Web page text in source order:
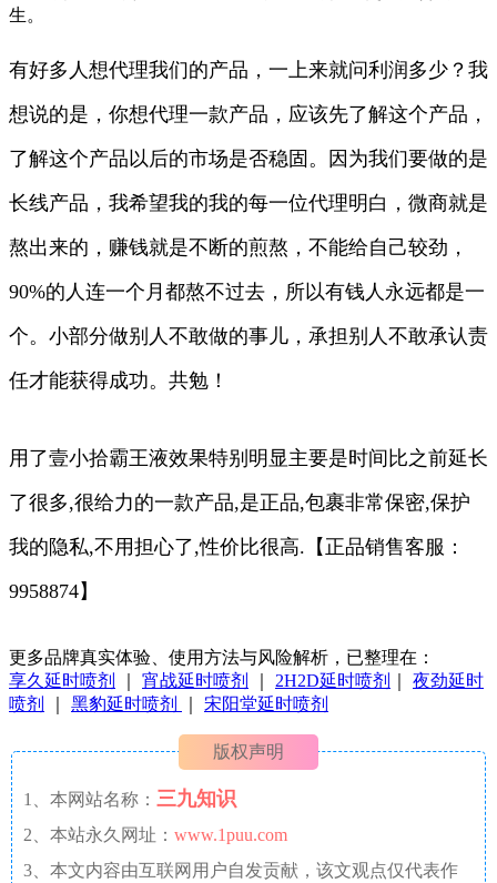
生。
有好多人想代理我们的产品，一上来就问利润多少？我
想说的是，你想代理一款产品，应该先了解这个产品，
了解这个产品以后的市场是否稳固。因为我们要做的是
长线产品，我希望我的我的每一位代理明白，微商就是
熬出来的，赚钱就是不断的煎熬，不能给自己较劲，
90%的人连一个月都熬不过去，所以有钱人永远都是一
个。小部分做别人不敢做的事儿，承担别人不敢承认责
任才能获得成功。共勉！
用了壹小拾霸王液效果特别明显主要是时间比之前延长
了很多,很给力的一款产品,是正品,包裹非常保密,保护
我的隐私,不用担心了,性价比很高. 【正品销售客服：
9958874】
更多品牌真实体验、使用方法与风险解析，已整理在：
享久延时喷剂
宵战延时喷剂 2H2D延时喷剂
夜劲延时
喷剂
黑豹延时喷剂 宋阳堂延时喷剂
版权声明
1、本网站名称： 三九知识
2、本站永久网址： www.1puu.com
3、本文内容由互联网用户自发贡献，该文观点仅代表作